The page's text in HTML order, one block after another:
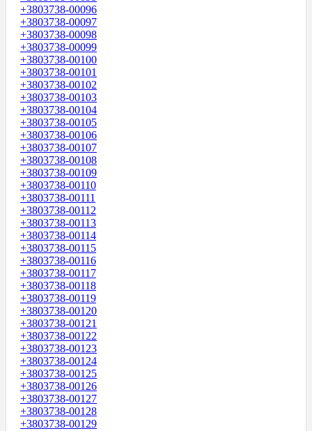
+3803738-00096
+3803738-00097
+3803738-00098
+3803738-00099
+3803738-00100
+3803738-00101
+3803738-00102
+3803738-00103
+3803738-00104
+3803738-00105
+3803738-00106
+3803738-00107
+3803738-00108
+3803738-00109
+3803738-00110
+3803738-00111
+3803738-00112
+3803738-00113
+3803738-00114
+3803738-00115
+3803738-00116
+3803738-00117
+3803738-00118
+3803738-00119
+3803738-00120
+3803738-00121
+3803738-00122
+3803738-00123
+3803738-00124
+3803738-00125
+3803738-00126
+3803738-00127
+3803738-00128
+3803738-00129